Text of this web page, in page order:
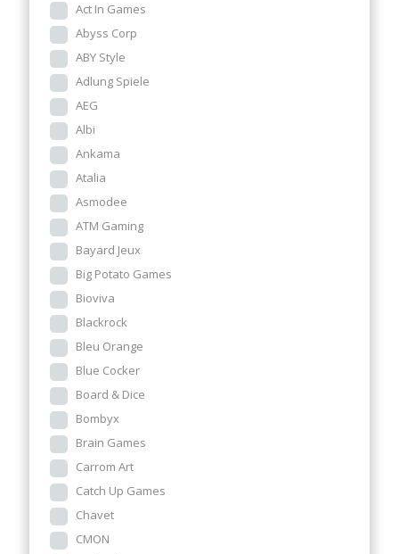
Act In Games
Abyss Corp
ABY Style
Adlung Spiele
AEG
Albi
Ankama
Atalia
Asmodee
ATM Gaming
Bayard Jeux
Big Potato Games
Bioviva
Blackrock
Bleu Orange
Blue Cocker
Board & Dice
Bombyx
Brain Games
Carrom Art
Catch Up Games
Chavet
CMON